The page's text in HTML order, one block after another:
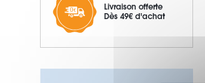
Livraison offerte
Dès 49€ d'achat